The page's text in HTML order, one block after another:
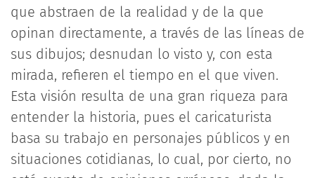
que abstraen de la realidad y de la que
opinan directamente, a través de las líneas de
sus dibujos; desnudan lo visto y, con esta
mirada, refieren el tiempo en el que viven.
Esta visión resulta de una gran riqueza para
entender la historia, pues el caricaturista
basa su trabajo en personajes públicos y en
situaciones cotidianas, lo cual, por cierto, no